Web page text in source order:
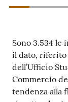
digitale
Sono 3.534 le
il dato, riferito
dell’Ufficio
Commercio
tendenza alla